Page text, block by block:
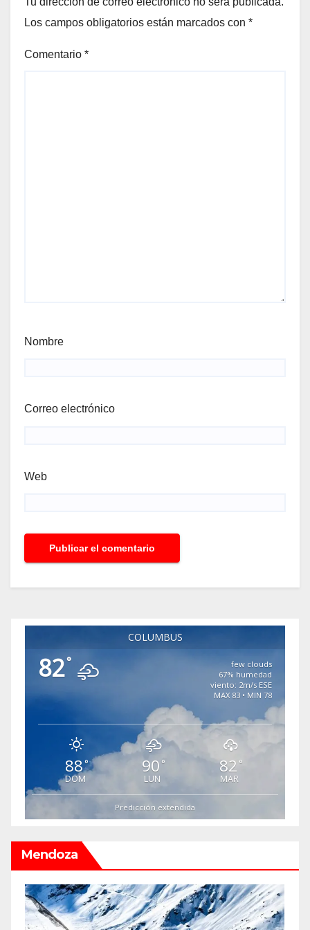
Los campos obligatorios están marcados con *
Comentario *
Nombre
Correo electrónico
Web
COLUMBUS
82°
few clouds
67% humedad
viento: 2m/s ESE
MAX 83 • MIN 78
88°
DOM
90 °
LUN
82 °
MAR
Predicción extendida
Mendoza